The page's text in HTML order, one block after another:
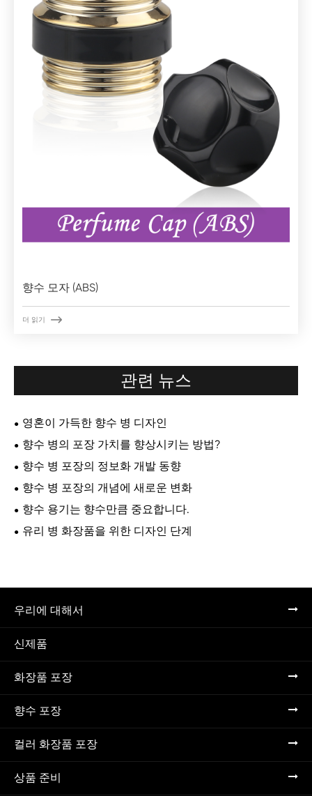
향수 모자 (ABS)
더 읽기 
관련 뉴스
영혼이 가득한 향수 병 디자인
향수 병의 포장 가치를 향상시키는 방법?
향수 병 포장의 정보화 개발 동향
향수 병 포장의 개념에 새로운 변화
향수 용기는 향수만큼 중요합니다.
유리 병 화장품을 위한 디자인 단계
우리에 대해서
신제품
화장품 포장
향수 포장
컬러 화장품 포장
상품 준비